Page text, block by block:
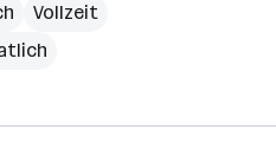
Vollzeit